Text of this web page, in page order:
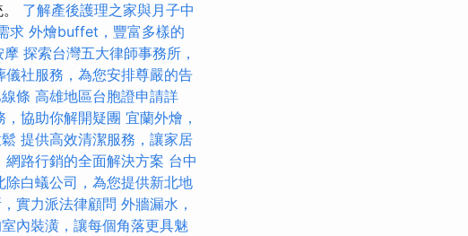
了解產後護理之家與月子中
求 外燴buffet，豐富多樣的
摩 探索台灣五大律師事務所，
儀社服務，為您安排尊嚴的告
條 高雄地區台胞證申請詳
，協助你解開疑團 宜蘭外燴，
提供高效清潔服務，讓家居
網路行銷的全面解決方案 台中
除白蟻公司，為您提供新北地
實力派法律顧問 外牆漏水，
內裝潢，讓每個角落更具魅